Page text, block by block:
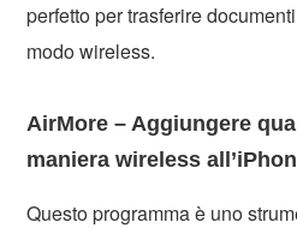
perfetto per trasferire
modo wireless.
AirMore – Aggiungere
maniera wireless
Questo programma è uno